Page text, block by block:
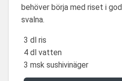
behöver börja med riset i
svalna.
3 dl ris
4 dl vatten
3 msk sushivinäger